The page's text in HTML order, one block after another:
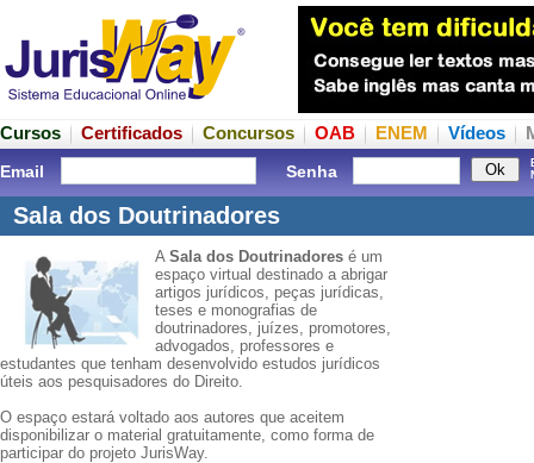
Cursos Certificados Concursos OAB ENEM Vídeos
Email Senha
Sala dos Doutrinadores
A Sala dos Doutrinadores é um
espaço virtual destinado a abrigar
artigos jurídicos, peças jurídicas,
teses e monografias de
doutrinadores, juízes, promotores,
advogados, professores e
estudantes que tenham desenvolvido estudos jurídicos
úteis aos pesquisadores do Direito.
O espaço estará voltado aos autores que aceitem
disponibilizar o material gratuitamente, como forma de
participar do projeto JurisWay.